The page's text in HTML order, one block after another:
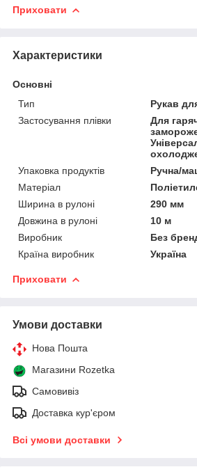
Приховати
Характеристики
Основні
Тип
Рукав
Застосування плівки
Для
Упаковка продуктів
Ручна/
Матеріал
Ширина в рулоні
290 мм
Довжина в рулоні
10 м
Виробник
Без
Країна виробник
Україна
Приховати
Умови доставки
Нова Пошта
Магазини Rozetka
Самовивіз
Доставка кур'єром
Всі умови доставки